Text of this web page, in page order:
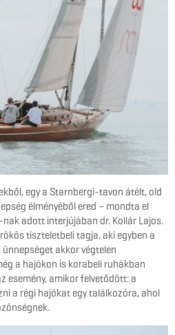
egy a Starnbergi-tavon átélt, old
élményéből ered – mondta el
adott interjújában dr. Kollár Lajos.
tiszteletbeli tagja, aki egyben a
akkor végtelen
a hajókon is korabeli ruhákban
esemény, amikor felvetődött: a
a régi hajókat egy találkozóra, ahol